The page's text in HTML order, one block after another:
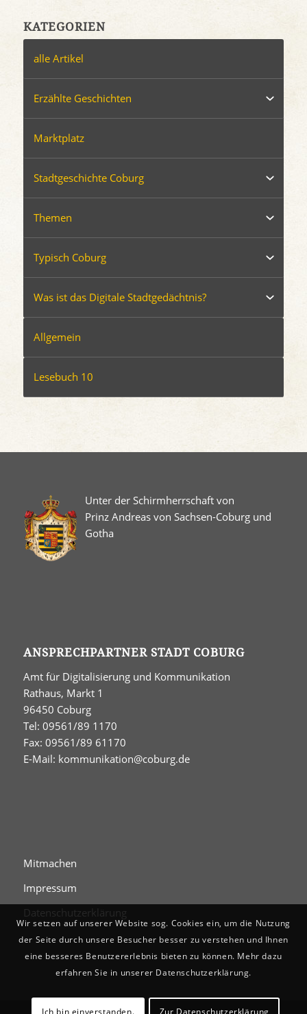
KATEGORIEN
alle Artikel
Erzählte Geschichten
Marktplatz
Stadtgeschichte Coburg
Themen
Typisch Coburg
Was ist das Digitale Stadtgedächtnis?
Allgemein
Lesebuch 10
Unter der Schirmherrschaft von
Prinz Andreas von Sachsen-Coburg und
Gotha
ANSPRECHPARTNER STADT COBURG
Amt für Digitalisierung und Kommunikation
Rathaus, Markt 1
96450 Coburg
Tel: 09561/89 1170
Fax: 09561/89 61170
E-Mail: kommunikation@coburg.de
Mitmachen
Impressum
Datenschutzerklärung
Wir setzen auf unserer Website sog. Cookies ein, um die Nutzung
der Seite durch unsere Besucher besser zu verstehen und Ihnen
eine besseres Benutzererlebnis bieten zu können. Mehr dazu
erfahren Sie in unserer Datenschutzerklärung.